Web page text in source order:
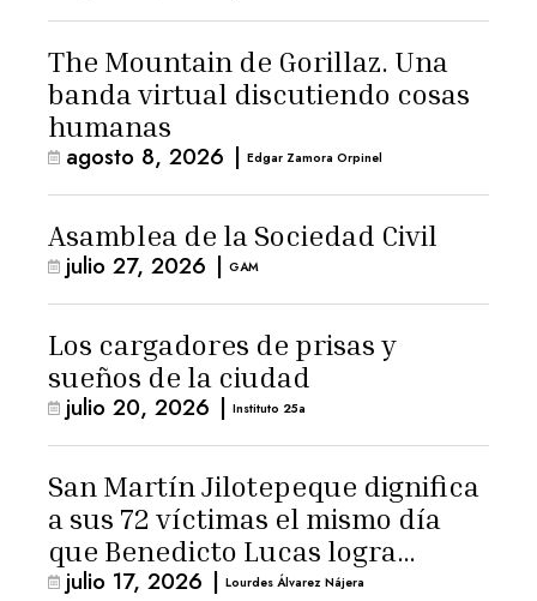
The Mountain de Gorillaz. Una
banda virtual discutiendo cosas
humanas
agosto 8, 2026 | Edgar Zamora Orpinel
Asamblea de la Sociedad Civil
julio 27, 2026 | GAM
Los cargadores de prisas y
sueños de la ciudad
julio 20, 2026 | Instituto 25a
San Martín Jilotepeque dignifica
a sus 72 víctimas el mismo día
que Benedicto Lucas logra
arresto domiciliario
julio 17, 2026 | Lourdes Álvarez Nájera